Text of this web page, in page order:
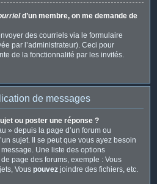
d’un membre, on me demande de
des courriels via le formulaire
par l’administrateur). Ceci pour
de la fonctionnalité par les invités.
de messages
ou poster une réponse ?
» depuis la page d’un forum ou
sujet. Il se peut que vous ayez besoin
Une liste des options
page des forums, exemple : Vous
Vous pouvez joindre des fichiers, etc.